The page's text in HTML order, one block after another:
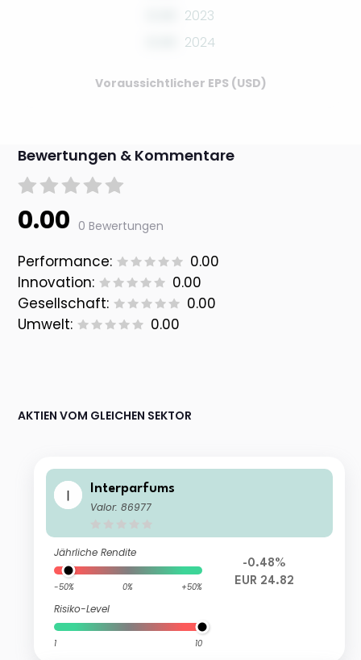
2023
2024
Voraussichtlicher EPS (USD)
Bewertungen & Kommentare
0.00 0 Bewertungen
Performance:
0.00
Innovation:
0.00
Gesellschaft:
0.00
Umwelt:
0.00
AKTIEN VOM GLEICHEN SEKTOR
Interparfums
Valor: 86977
Jährliche Rendite
-50% 0% +50%
Risiko-Level
1 10
-0.48%
EUR 24.82